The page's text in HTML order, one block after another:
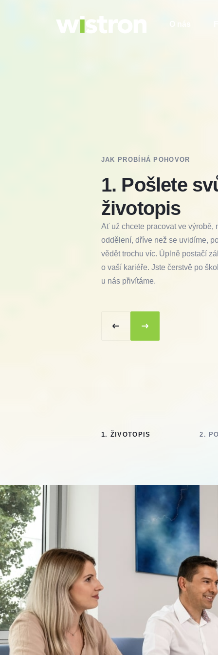
JAK PROBÍHÁ POHOVOR
1. Pošlete
životopis
Ať už chcete pracovat ve výrobě,
oddělení, dříve než se uvidíme,
vědět trochu víc. Úplně postačí
o vaší kariéře. Jste čerstvě po
u nás přivítáme.
1. ŽIVOTOPIS 2.